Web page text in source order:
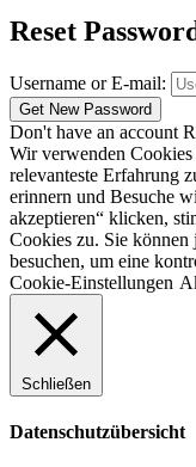
Reset
Username or E-mail:
Don't have an account
Wir verwenden
relevanteste Erfahrung
erinnern und Besuche
akzeptieren“ klicken,
Cookies zu. Sie
besuchen, um eine
Cookie-Einstellungen
Schließen
Datenschutzübersicht